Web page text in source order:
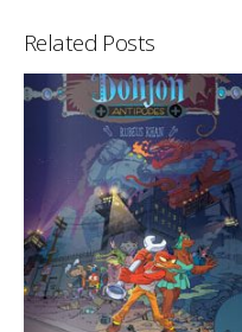
Related Posts